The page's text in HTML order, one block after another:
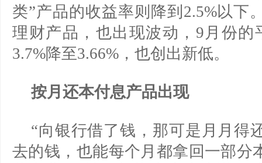
类”产品的收益率则降到2.5%以下
理财产品，也出现波动，9月份的
3.7%降至3.66%，也创出新低。
按月还本付息产品出现
“向银行借了钱，那可是月月得
去的钱，也能每个月都拿回一部分